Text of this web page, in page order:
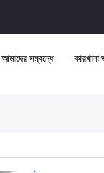
আমাদের সম্বন্ধে কারখানা